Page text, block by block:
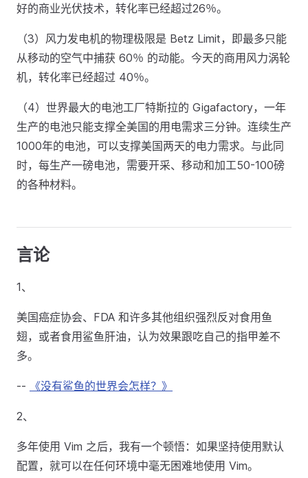
好的商业光伏技术，转化率已经超过26％。
（3）风力发电机的物理极限是 Betz Limit，即最多只能
从移动的空气中捕获 60％ 的动能。今天的商用风力涡轮
机，转化率已经超过 40％。
（4）世界最大的电池工厂特斯拉的 Gigafactory，一年
生产的电池只能支撑全美国的用电需求三分钟。连续生产
1000年的电池，可以支撑美国两天的电力需求。与此同
时，每生产一磅电池，需要开采、移动和加工50-100磅
的各种材料。
言论
1、
美国癌症协会、FDA 和许多其他组织强烈反对食用鱼
翅，或者食用鲨鱼肝油，认为效果跟吃自己的指甲差不
多。
-- 《没有鲨鱼的世界会怎样？》
2、
多年使用 Vim 之后，我有一个顿悟：如果坚持使用默认
配置，就可以在任何环境中毫无困难地使用 Vim。